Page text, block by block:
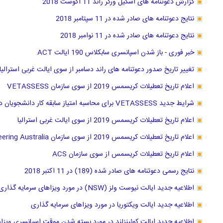
نتایج دعوتنامه های صادر شده در 11 سپتامبر 2018
نتایج دعوتنامه های صادر شده در 11 نوامبر 2018
خبر فوری - باز شدن اسپانسری سابکلاس 190 ایالت ACT
تغییر تاریخ صدور دعوتنامه های راند دسامبر از سوی ایالت غربی استرالیا
اعلام تاریخ تعطیلات کریسمس 2019 از سوی سازمان VETASSESS
شرایط جدید VETASSESS برای محاسبه امتیاز سابقه کار دانشجویان دکترا
اعلام تاریخ تعطیلات کریسمس 2019 از سوی ایالت غربی استرالیا
اعلام تاریخ تعطیلات کریسمس 2019 از سوی سازمان Engineering Australia
اعلام تاریخ تعطیلات کریسمس از سوی سازمان ACS
نتایج رسمی دعوتنامه های صادر شده (189) در 11 اکتبر 2018
اطلاعیه جدید ایالت نیوست ولز (NSW) در مورد ویزاهای سرمایه گذاری
اطلاعیه جدید ایالت ویکتوریا در مورد ویزاهای سرمایه گذاری